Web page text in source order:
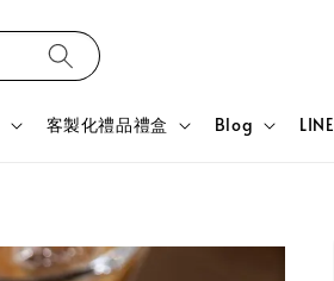
客製化禮品禮盒 Blog LINE